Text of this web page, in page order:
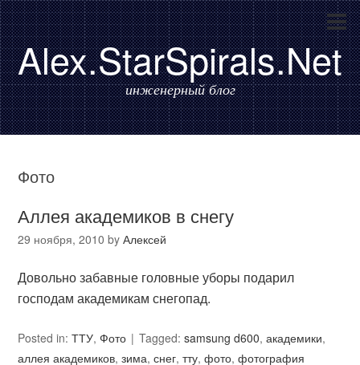
Alex.StarSpirals.Net
инженерный блог
Фото
Аллея академиков в снегу
29 ноября, 2010 byАлексей
Довольно забавные головные уборы подарил
господам академикам снегопад.
Posted in:ТТУ,Фото Tagged:samsung d600,академики,
аллея академиков,зима,снег,тту,фото,фотография